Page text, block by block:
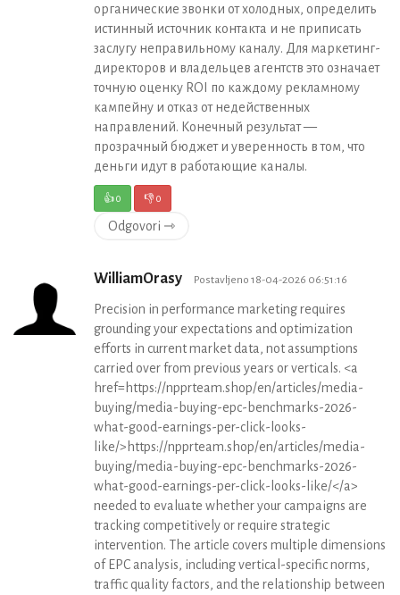
органические звонки от холодных, определить
истинный источник контакта и не приписать
заслугу неправильному каналу. Для маркетинг-
директоров и владельцев агентств это означает
точную оценку ROI по каждому рекламному
кампейну и отказ от недейственных
направлений. Конечный результат —
прозрачный бюджет и уверенность в том, что
деньги идут в работающие каналы.
👍0 👎0
Odgovori ⇾
WilliamOrasy Postavljeno 18-04-2026 06:51:16
Precision in performance marketing requires
grounding your expectations and optimization
efforts in current market data, not assumptions
carried over from previous years or verticals. <a
href=https://npprteam.shop/en/articles/media-
buying/media-buying-epc-benchmarks-2026-
what-good-earnings-per-click-looks-
like/>https://npprteam.shop/en/articles/media-
buying/media-buying-epc-benchmarks-2026-
what-good-earnings-per-click-looks-like/</a>
needed to evaluate whether your campaigns are
tracking competitively or require strategic
intervention. The article covers multiple dimensions
of EPC analysis, including vertical-specific norms,
traffic quality factors, and the relationship between